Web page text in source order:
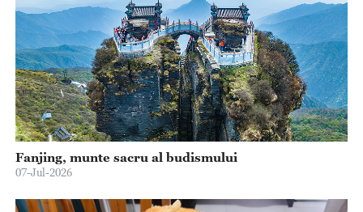
Fanjing, munte sacru al budismului
07-Jul-2026